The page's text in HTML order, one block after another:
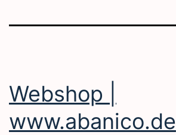
Webshop |
www.abanico.de